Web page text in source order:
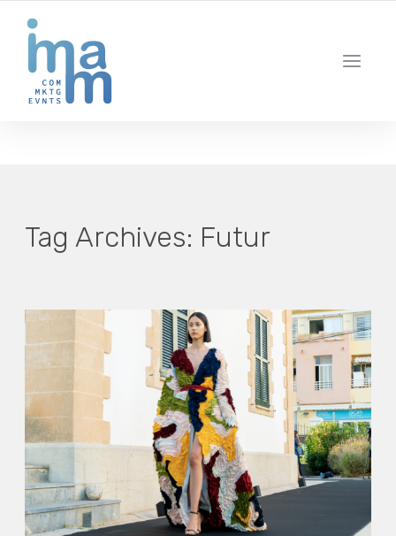
IBIZA · MADRID · BARCELONA
Tag Archives: Futur